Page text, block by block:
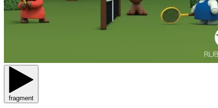
fragment